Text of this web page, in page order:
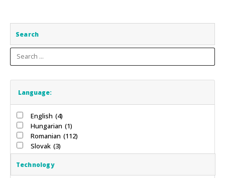
Search
Language:
English (4)
Hungarian (1)
Romanian (112)
Slovak (3)
Technology